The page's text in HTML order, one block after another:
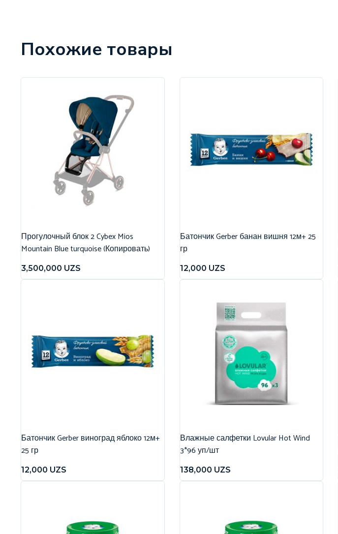
Похожие товары
Прогулочный блок 2 Cybex Mios
Mountain Blue turquoise (Копировать)
3,500,000 UZS
Батончик Gerber банан вишня 12м+ 25
гр
12,000 UZS
Батончик Gerber виноград яблоко 12м+
25 гр
12,000 UZS
Влажные салфетки Lovular Hot Wind
3*96 уп/шт
138,000 UZS